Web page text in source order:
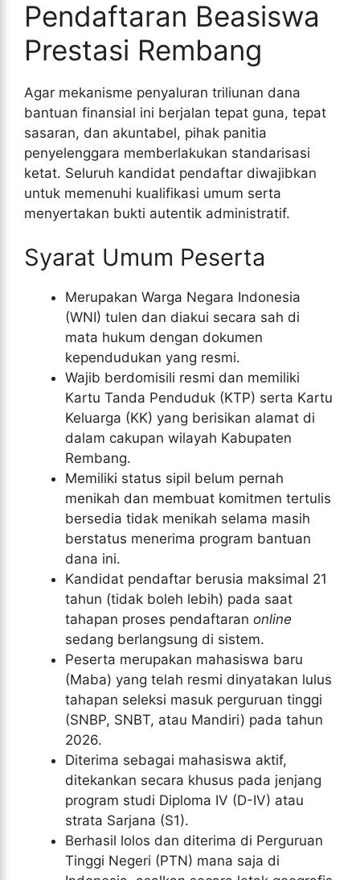
Pendaftaran Beasiswa
Prestasi Rembang
Agar mekanisme penyaluran triliunan dana
bantuan finansial ini berjalan tepat guna, tepat
sasaran, dan akuntabel, pihak panitia
penyelenggara memberlakukan standarisasi
ketat. Seluruh kandidat pendaftar diwajibkan
untuk memenuhi kualifikasi umum serta
menyertakan bukti autentik administratif.
Syarat Umum Peserta
Merupakan Warga Negara Indonesia
(WNI) tulen dan diakui secara sah di
mata hukum dengan dokumen
kependudukan yang resmi.
Wajib berdomisili resmi dan memiliki
Kartu Tanda Penduduk (KTP) serta Kartu
Keluarga (KK) yang berisikan alamat di
dalam cakupan wilayah Kabupaten
Rembang.
Memiliki status sipil belum pernah
menikah dan membuat komitmen tertulis
bersedia tidak menikah selama masih
berstatus menerima program bantuan
dana ini.
Kandidat pendaftar berusia maksimal 21
tahun (tidak boleh lebih) pada saat
tahapan proses pendaftaran online
sedang berlangsung di sistem.
Peserta merupakan mahasiswa baru
(Maba) yang telah resmi dinyatakan lulus
tahapan seleksi masuk perguruan tinggi
(SNBP, SNBT, atau Mandiri) pada tahun
2026.
Diterima sebagai mahasiswa aktif,
ditekankan secara khusus pada jenjang
program studi Diploma IV (D-IV) atau
strata Sarjana (S1).
Berhasil lolos dan diterima di Perguruan
Tinggi Negeri (PTN) mana saja di